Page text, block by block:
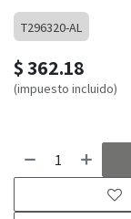
T296320-AL
$362.18
(impuesto incluido)